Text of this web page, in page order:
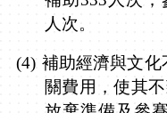
人次。
(4) 補助經濟與文化
關費用，使其